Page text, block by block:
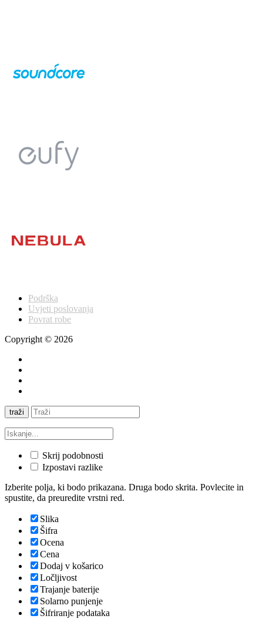
Podrška
Uvjeti poslovanja
Povrat robe
Copyright © 2026
traži
Skrij podobnosti
Izpostavi razlike
Izberite polja, ki bodo prikazana. Druga bodo skrita. Povlecite in
spustite, da preuredite vrstni red.
Slika
Šifra
Ocena
Cena
Dodaj v košarico
Ločljivost
Trajanje baterije
Solarno punjenje
Šifriranje podataka